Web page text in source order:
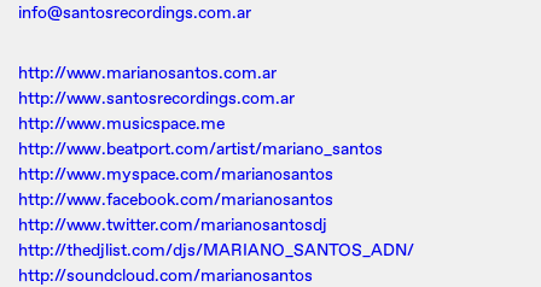
info@santosrecordings.com.ar
http://www.marianosantos.com.ar
http://www.santosrecordings.com.ar
http://www.musicspace.me
http://www.beatport.com/artist/mariano_santos
http://www.myspace.com/marianosantos
http://www.facebook.com/marianosantos
http://www.twitter.com/marianosantosdj
http://thedjlist.com/djs/MARIANO_SANTOS_ADN/
http://soundcloud.com/marianosantos